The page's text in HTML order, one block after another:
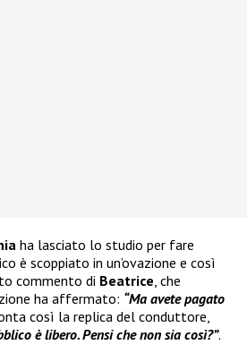
ha lasciato lo studio per fare
è scoppiato in un’ovazione e così
commento di Beatrice, che
ha affermato: “Ma avete pagato
così la replica del conduttore,
è libero. Pensi che non sia così?”.